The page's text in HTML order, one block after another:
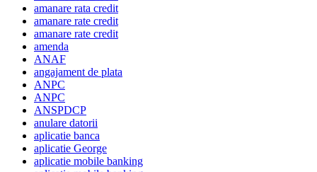
amanare rata credit
amanare rate credit
amanare rate credit
amenda
ANAF
angajament de plata
ANPC
ANPC
ANSPDCP
anulare datorii
aplicatie banca
aplicatie George
aplicatie mobile banking